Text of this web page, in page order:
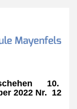
10.
2022 Nr.  12